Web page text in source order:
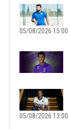
05/08/2026 15:00
05/08/2026 13:00